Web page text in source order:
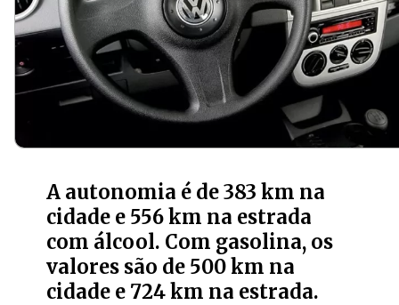
A autonomia é de 383 km na
cidade e 556 km na estrada
com álcool. Com gasolina, os
valores são de 500 km na
cidade e 724 km na estrada.